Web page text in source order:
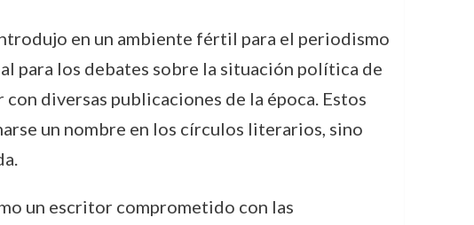
en un ambiente fértil para el periodismo
para los debates sobre la situación política de
diversas publicaciones de la época. Estos
un nombre en los círculos literarios, sino
un escritor comprometido con las